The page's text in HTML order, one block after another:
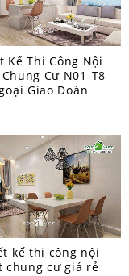
Kế Thi Công Nội
Cư N01-T8
Giao Đoàn
kế thi công nội
chung cư giá rẻ